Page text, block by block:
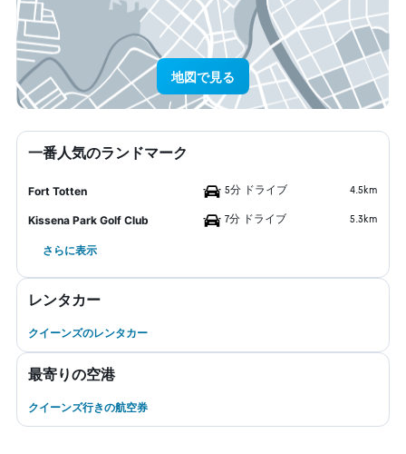
地図で見る
一番人気のランドマーク
Fort Totten 5分 ドライブ 4.5km
Kissena Park Golf Club 7分 ドライブ 5.3km
さらに表示
レンタカー
クイーンズのレンタカー
最寄りの空港
クイーンズ行きの航空券